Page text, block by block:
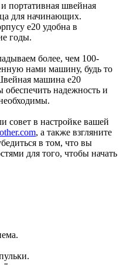
портативная швейная
для начинающих.
e20 удобна в
годы.
более, чем 100-
нами машину, будь то
машина e20
обеспечить надежность и
совет в настройке вашей
, а также взгляните
в том, что вы
для того, чтобы начать